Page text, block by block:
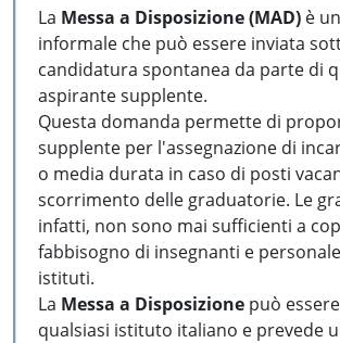
La Messa a Disposizione (MAD) è
informale che può essere inviata
candidatura spontanea da parte di
aspirante supplente.
Questa domanda permette di
supplente per l'assegnazione di
o media durata in caso di posti
scorrimento delle graduatorie. Le
infatti, non sono mai sufficienti a
fabbisogno di insegnanti e
istituti.
La Messa a Disposizione può
qualsiasi istituto italiano e prevede